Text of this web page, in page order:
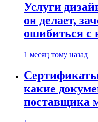
Услуги
он делает,
ошибиться с
1 месяц тому назад
какие
поставщика